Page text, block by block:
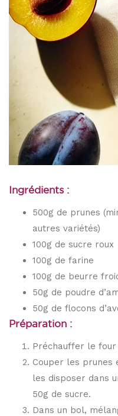
Ingrédients :
500g de prunes
autres variétés)
100g de sucre roux
100g de farine
100g de beurre
50g de poudre
50g de flocons
Préparation :
Préchauffer le four
Couper les prunes
les disposer dans
50g de sucre.
Dans un bol,